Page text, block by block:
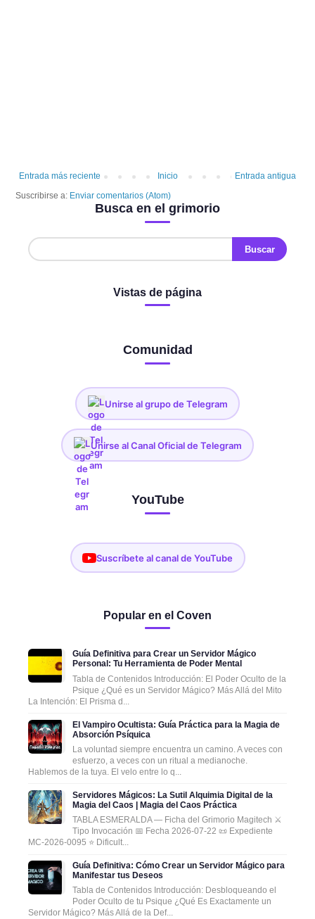
Entrada más reciente Entrada antigua
Inicio
Suscribirse a: Enviar comentarios (Atom)
Busca en el grimorio
Vistas de página
Comunidad
Unirse al grupo de Telegram
Unirse al Canal Oficial de Telegram
YouTube
Suscríbete al canal de YouTube
Popular en el Coven
Guía Definitiva para Crear un Servidor Mágico
Personal: Tu Herramienta de Poder Mental
Tabla de Contenidos Introducción: El Poder Oculto de la
Psique ¿Qué es un Servidor Mágico? Más Allá del Mito
La Intención: El Prisma d...
El Vampiro Ocultista: Guía Práctica para la Magia de
Absorción Psíquica
La voluntad siempre encuentra un camino. A veces con
esfuerzo, a veces con un ritual a medianoche.
Hablemos de la tuya. El velo entre lo q...
Servidores Mágicos: La Sutil Alquimia Digital de la
Magia del Caos | Magia del Caos Práctica
TABLA ESMERALDA — Ficha del Grimorio Magitech ⚔️
Tipo Invocación 📅 Fecha 2026-07-22 📜 Expediente
MC-2026-0095 ⭐ Dificult...
Guía Definitiva: Cómo Crear un Servidor Mágico para
Manifestar tus Deseos
Tabla de Contenidos Introducción: Desbloqueando el
Poder Oculto de tu Psique ¿Qué Es Exactamente un
Servidor Mágico? Más Allá de la Def...